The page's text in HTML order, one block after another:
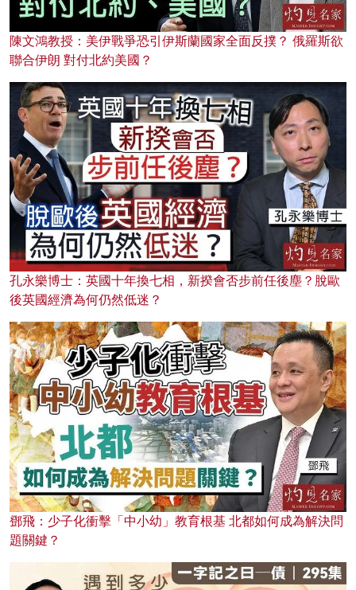
陳文鴻教授：美伊戰爭恐引伊斯蘭國家全面反撲？ 俄羅斯欲
聯合伊朗 對付北約美國？
孔永樂博士：英國十年換七相，新揆會否步前任後塵？脫歐
後英國經濟為何仍然低迷？
鄧飛：少子化衝擊「中小幼」教育根基 北都如何成為解決問
題關鍵？